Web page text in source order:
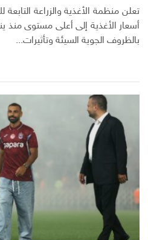
تعلن منظمة ‌‌الأغذية والزراعة
بالظروف الجوية السيئة وتأثيرات...